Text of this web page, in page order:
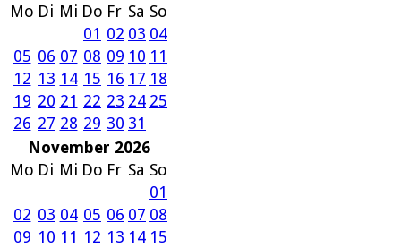
Mo Di Mi Do Fr Sa So
01 02 03 04
05 06 07 08 09 10 11
12 13 14 15 16 17 18
19 20 21 22 23 24 25
26 27 28 29 30 31
November 2026
Mo Di Mi Do Fr Sa So
01
02 03 04 05 06 07 08
09 10 11 12 13 14 15